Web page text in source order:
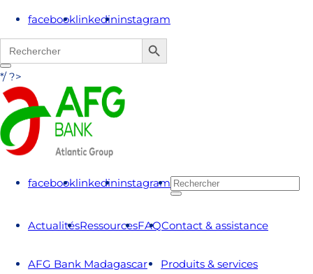
facebooklinkedininstagram
Search
for:
Search Button
*/ ?>
facebooklinkedininstagram
ActualitésRessourcesFAQContact & assistance
AFG Bank Madagascar
Produits & services